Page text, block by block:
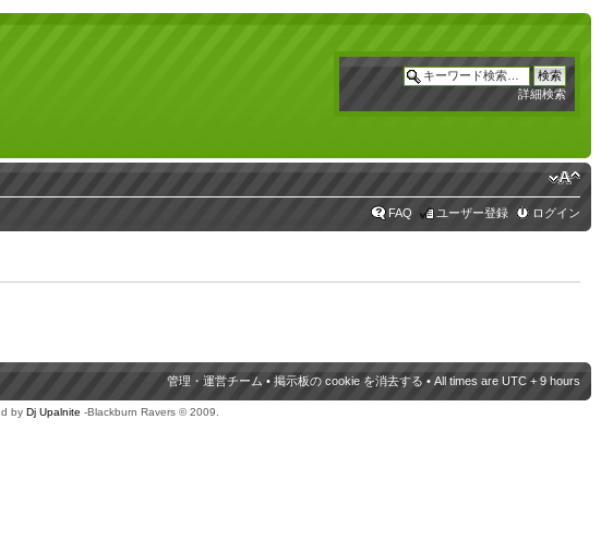
詳細検索
FAQ ユーザー登録 ログイン
管理・運営チーム • 掲示板の cookie を消去する • All times are UTC + 9 hours
by Dj Upalnite -Blackburn Ravers © 2009.